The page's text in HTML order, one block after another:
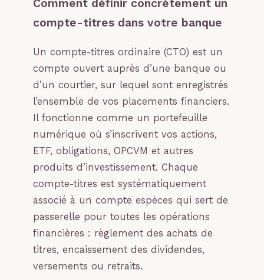
Comment définir concrètement un
compte-titres dans votre banque
Un compte-titres ordinaire (CTO) est un
compte ouvert auprès d’une banque ou
d’un courtier, sur lequel sont enregistrés
l’ensemble de vos placements financiers.
Il fonctionne comme un portefeuille
numérique où s’inscrivent vos actions,
ETF, obligations, OPCVM et autres
produits d’investissement. Chaque
compte-titres est systématiquement
associé à un compte espèces qui sert de
passerelle pour toutes les opérations
financières : règlement des achats de
titres, encaissement des dividendes,
versements ou retraits.